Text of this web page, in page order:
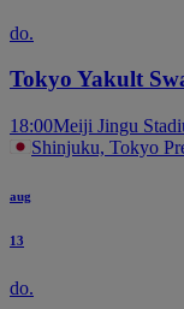
do.
Tokyo Yakult
18:00Meiji Jingu
Shinjuku, Tokyo
aug
13
do.